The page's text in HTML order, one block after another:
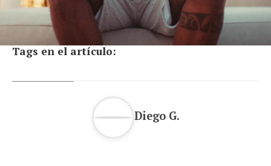
Tags en el artículo:
Diego G.